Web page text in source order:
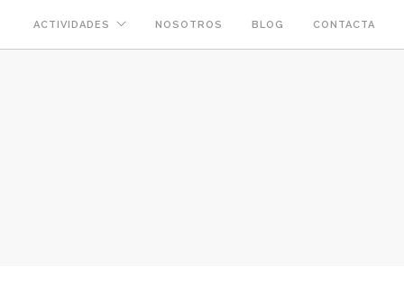
ACTIVIDADES NOSOTROS BLOG CONTACTA